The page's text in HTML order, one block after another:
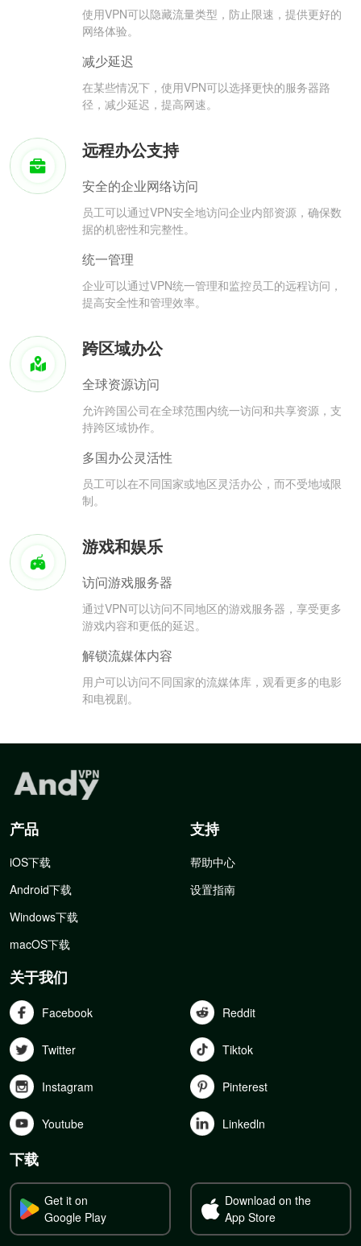
使用VPN可以隐藏流量类型，防止限速，提供更好的
网络体验。
减少延迟
在某些情况下，使用VPN可以选择更快的服务器路
径，减少延迟，提高网速。
远程办公支持
安全的企业网络访问
员工可以通过VPN安全地访问企业内部资源，确保数
据的机密性和完整性。
统一管理
企业可以通过VPN统一管理和监控员工的远程访问，
提高安全性和管理效率。
跨区域办公
全球资源访问
允许跨国公司在全球范围内统一访问和共享资源，支
持跨区域协作。
多国办公灵活性
员工可以在不同国家或地区灵活办公，而不受地域限
制。
游戏和娱乐
访问游戏服务器
通过VPN可以访问不同地区的游戏服务器，享受更多
游戏内容和更低的延迟。
解锁流媒体内容
用户可以访问不同国家的流媒体库，观看更多的电影
和电视剧。
产品
iOS下载
Android下载
Windows下载
macOS下载
支持
帮助中心
设置指南
关于我们
Facebook Reddit
Twitter Tiktok
Instagram Pinterest
Youtube Linkedln
下载
Get it on
Google Play
Download on the
App Store